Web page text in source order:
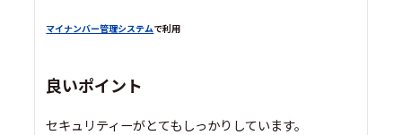
マイナンバー管理システムで利用
良いポイント
セキュリティーがとてもしっかりしています。